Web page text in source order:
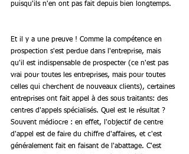
puisqu'ils n'en ont pas fait depuis bien longtemps.
Et il y a une preuve ! Comme la compétence en
prospection s'est perdue dans l'entreprise, mais
qu'il est indispensable de prospecter (ce n'est pas
vrai pour toutes les entreprises, mais pour toutes
celles qui cherchent de nouveaux clients), certaines
entreprises ont fait appel à des sous traitants: des
centres d'appels spécialisés. Quel est le résultat ?
Souvent médiocre : en effet, l'objectif de centre
d'appel est de faire du chiffre d'affaires, et c'est
généralement fait en faisant de l'abattage. C'est